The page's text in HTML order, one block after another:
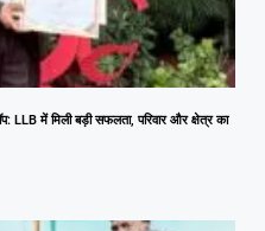
LLB में मिली बड़ी सफलता, परिवार और क्षेत्र का